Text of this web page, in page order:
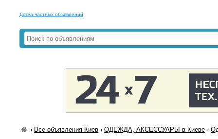
Доска частных объявлений
› Все объявления Киев ›ОДЕЖДА, АКСЕССУАРЫ в Киеве ›